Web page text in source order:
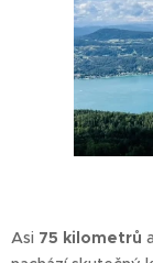
Asi 75 kilometrů a